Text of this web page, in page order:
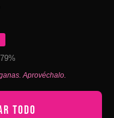
Aprovéchalo.
TODO